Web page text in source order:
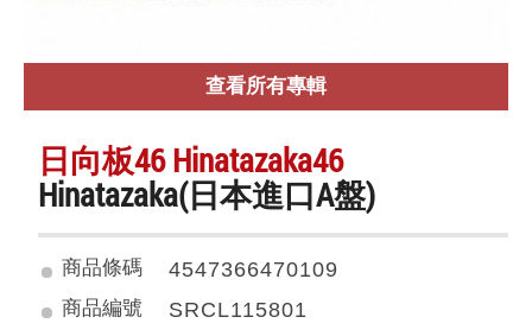
查看所有專輯
日向板46 Hinatazaka46
Hinatazaka(日本進口A盤)
商品條碼 4547366470109
商品編號 SRCL115801